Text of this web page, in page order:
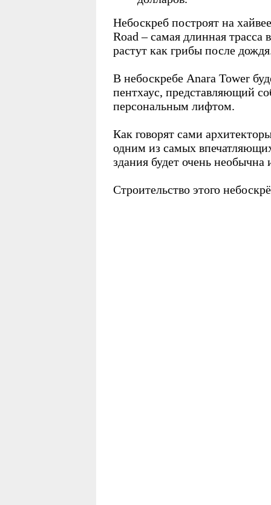
Небоскреб построят на
Road – самая длинная
растут как грибы после
В небоскребе Anara Tower
пентхаус, представляющий
персональным лифтом.
Как говорят сами
одним из самых
здания будет очень
Строительство этого